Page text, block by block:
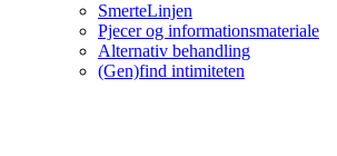
SmerteLinjen
Pjecer og informationsmateriale
Alternativ behandling
(Gen)find intimiteten